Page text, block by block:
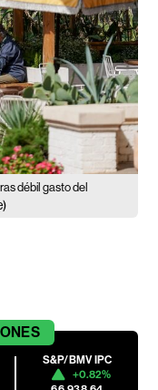
débil gasto del
S&P/BMV IPC
+0.82%